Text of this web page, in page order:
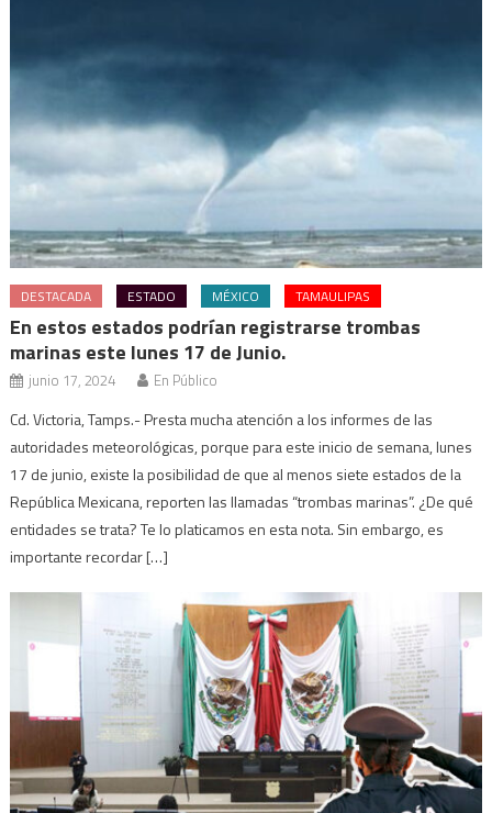
DESTACADA ESTADO MÉXICO TAMAULIPAS
En estos estados podrían registrarse trombas
marinas este lunes 17 de Junio.
junio 17, 2024 En Público
Cd. Victoria, Tamps.- Presta mucha atención a los informes de las
autoridades meteorológicas, porque para este inicio de semana, lunes
17 de junio, existe la posibilidad de que al menos siete estados de la
República Mexicana, reporten las llamadas “trombas marinas”. ¿De qué
entidades se trata? Te lo platicamos en esta nota. Sin embargo, es
importante recordar […]